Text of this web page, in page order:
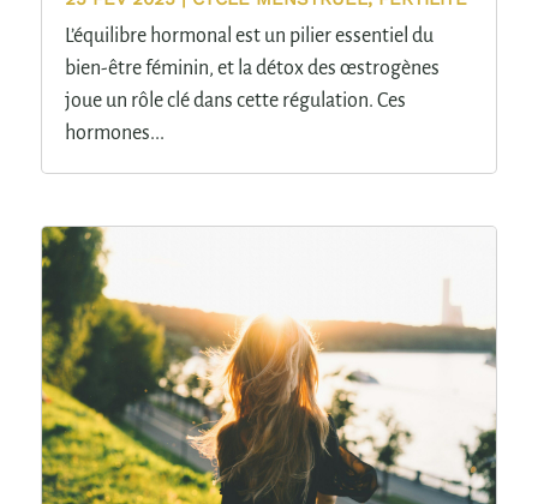
L’équilibre hormonal est un pilier essentiel du
bien-être féminin, et la détox des œstrogènes
joue un rôle clé dans cette régulation. Ces
hormones...